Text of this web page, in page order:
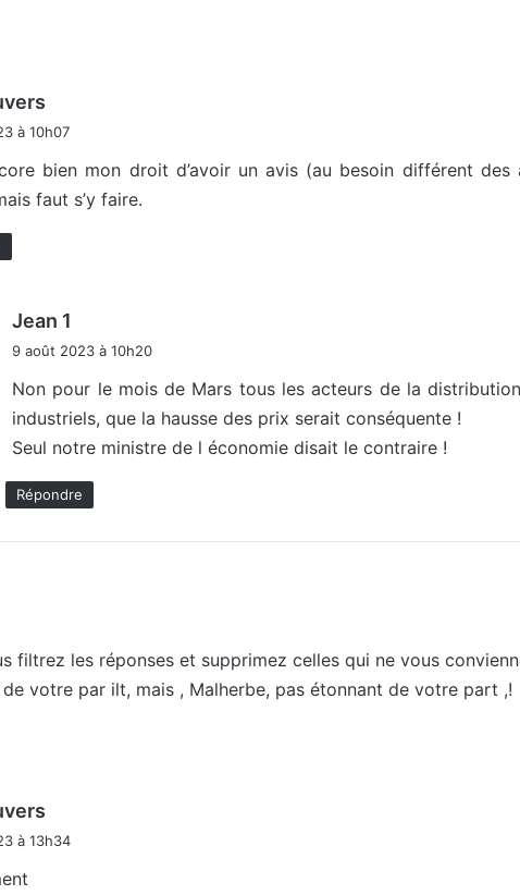
:
à 10h07
bien mon droit d’avoir un avis (au besoin différent
faut s’y faire.
Jean 1
:
9 août 2023 à 10h20
Non pour le mois de Mars tous les acteurs de la
industriels, que la hausse des prix serait conséquente !
Seul notre ministre de l économie disait le contraire !
Répondre
filtrez les réponses et supprimez celles qui ne vous
votre par ilt, mais , Malherbe, pas étonnant de votre part ,!
à 13h34